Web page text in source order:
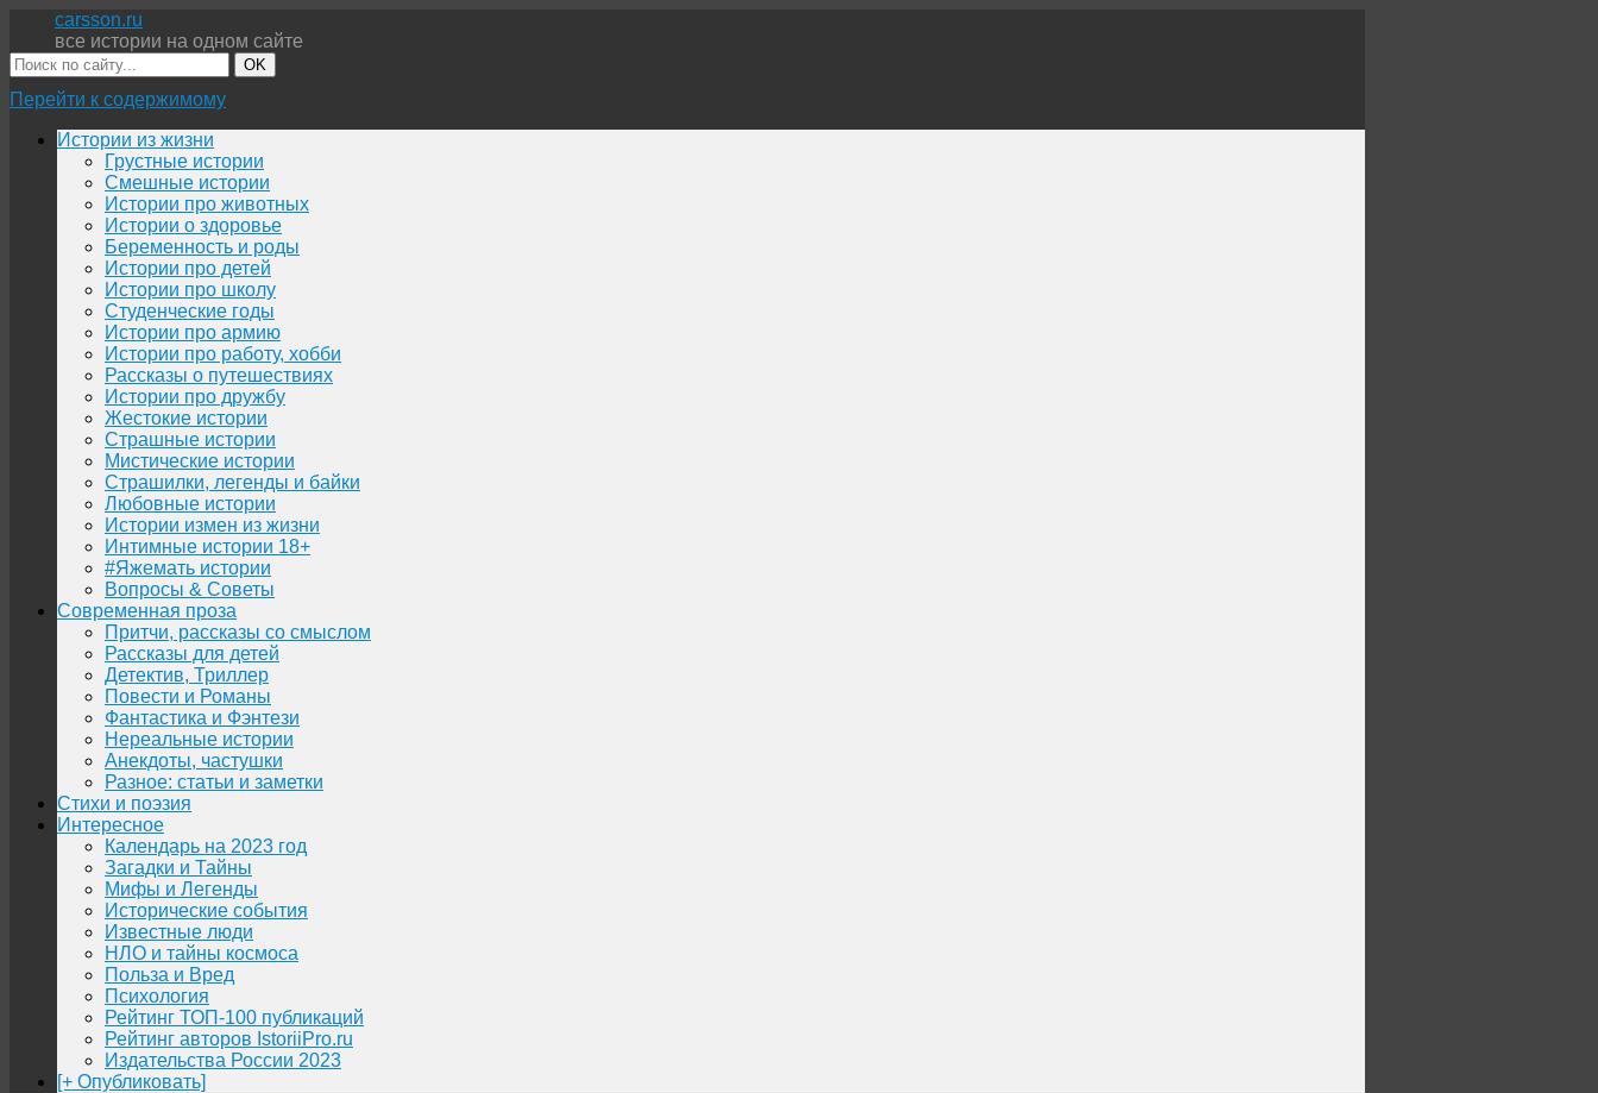
carsson.ru
все истории на одном сайте
OK
Перейти к содержимому
Истории из жизни
Грустные истории
Смешные истории
Истории про животных
Истории о здоровье
Беременность и роды
Истории про детей
Истории про школу
Студенческие годы
Истории про армию
Истории про работу, хобби
Рассказы о путешествиях
Истории про дружбу
Жестокие истории
Страшные истории
Мистические истории
Страшилки, легенды и байки
Любовные истории
Истории измен из жизни
Интимные истории 18+
#Яжемать истории
Вопросы & Советы
Современная проза
Притчи, рассказы со смыслом
Рассказы для детей
Детектив, Триллер
Повести и Романы
Фантастика и Фэнтези
Нереальные истории
Анекдоты, частушки
Разное: статьи и заметки
Стихи и поэзия
Интересное
Календарь на 2023 год
Загадки и Тайны
Мифы и Легенды
Исторические события
Известные люди
НЛО и тайны космоса
Польза и Вред
Психология
Рейтинг ТОП-100 публикаций
Рейтинг авторов IstoriiPro.ru
Издательства России 2023
[+ Опубликовать]